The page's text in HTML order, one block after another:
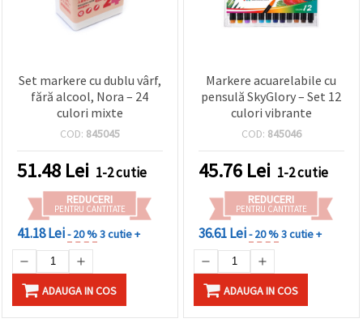
Set markere cu dublu vârf,
fără alcool, Nora – 24
culori mixte
COD: 845045
51.48 Lei 1-2 cutie
REDUCERI
PENTRU CANTITATE
41.18 Lei- 20 %3 cutie +
ADAUGA IN COS
Markere acuarelabile cu
pensulă SkyGlory – Set 12
culori vibrante
COD: 845046
45.76 Lei 1-2 cutie
REDUCERI
PENTRU CANTITATE
36.61 Lei- 20 %3 cutie +
ADAUGA IN COS